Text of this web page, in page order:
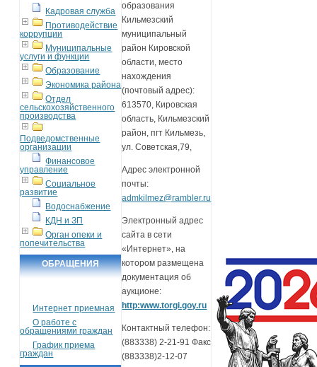
Кадровая служба
Противодействие
коррупции
Муниципальные
услуги и функции
Образование
Экономика района
Отдел
сельскохозяйственного
производства
Подведомственные
организации
Финансовое
управление
Социальное
развитие
Водоснабжение
КДН и ЗП
Орган опеки и
попечительства
ОБРАЩЕНИЯ
Интернет приемная
О работе с
обращениями граждан
График приема
граждан
образования
Кильмезский
муниципальный
район Кировской
области, место
нахождения
(почтовый адрес):
613570, Кировская
область, Кильмезский
район, пгт Кильмезь,
ул. Советская,79,
Адрес электронной
почты:
admkilmez@rambler.ru
Электронный адрес
сайта в сети
«Интернет», на
котором размещена
документация об
аукционе:
http:www.torgi.goy.ru
Контактный телефон:
(883338) 2-21-91 Факс
(883338)2-12-07